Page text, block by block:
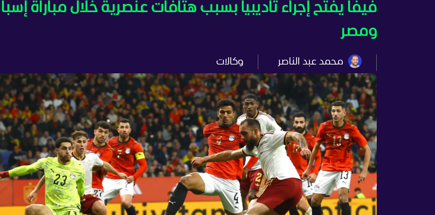
فيفا يفتح إجراء تأديبيا بسبب هتافات عنصرية خلال مباراة
ومصر
محمد عبد الناصر وكالات